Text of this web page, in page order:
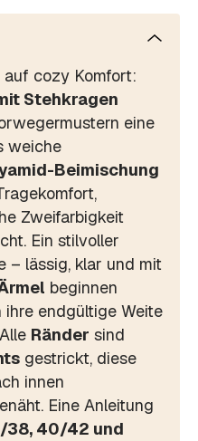
cozy Komfort:
Stehkragen
eine
weiche
Beimischung
Zweifarbigkeit
Ein stilvoller
– lässig, klar und mit
beginnen
ihre endgültige Weite
Ränder sind
gestrickt, diese
innen
Eine Anleitung
38, 40/42 und